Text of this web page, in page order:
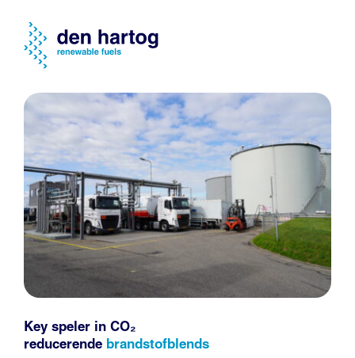
Key speler in CO₂
reducerende brandstofblends